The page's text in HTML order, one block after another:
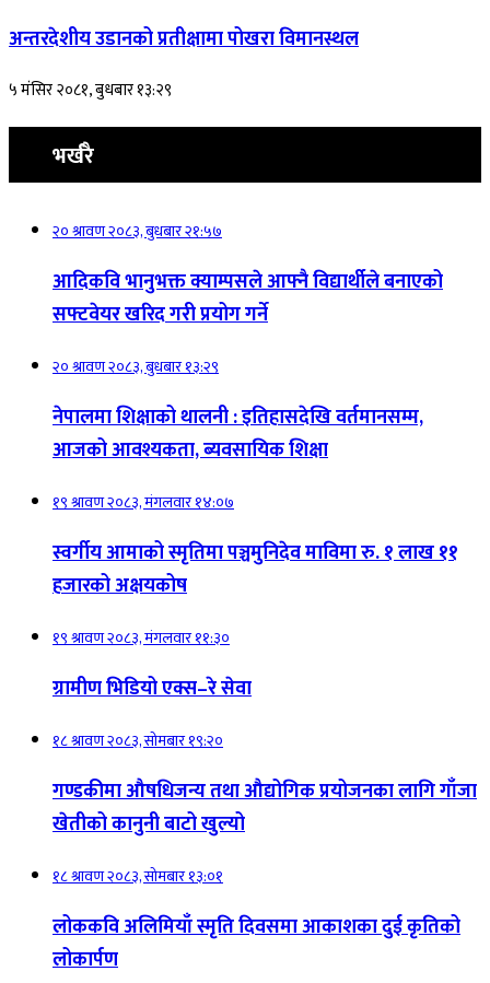
अन्तरदेशीय उडानको प्रतीक्षामा पोखरा विमानस्थल
५ मंसिर २०८१, बुधबार १३:२९
भर्खरै
२० श्रावण २०८३, बुधबार २१:५७
आदिकवि भानुभक्त क्याम्पसले आफ्नै विद्यार्थीले बनाएको
सफ्टवेयर खरिद गरी प्रयोग गर्ने
२० श्रावण २०८३, बुधबार १३:२९
नेपालमा शिक्षाको थालनी : इतिहासदेखि वर्तमानसम्म,
आजको आवश्यकता, ब्यवसायिक शिक्षा
१९ श्रावण २०८३, मंगलवार १४:०७
स्वर्गीय आमाको स्मृतिमा पञ्चमुनिदेव माविमा रु. १ लाख ११
हजारको अक्षयकोष
१९ श्रावण २०८३, मंगलवार ११:३०
ग्रामीण भिडियो एक्स–रे सेवा
१८ श्रावण २०८३, सोमबार १९:२०
गण्डकीमा औषधिजन्य तथा औद्योगिक प्रयोजनका लागि गाँजा
खेतीको कानुनी बाटो खुल्यो
१८ श्रावण २०८३, सोमबार १३:०१
लोककवि अलिमियाँ स्मृति दिवसमा आकाशका दुई कृतिको
लोकार्पण